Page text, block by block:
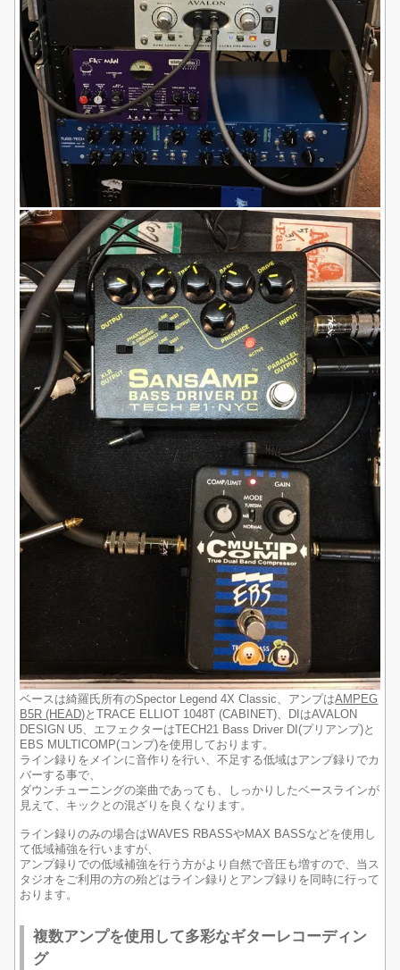
ベースは綺羅氏所有のSpector Legend 4X Classic、アンプはAMPEG
B5R (HEAD)とTRACE ELLIOT 1048T (CABINET)、DIはAVALON
DESIGN U5、エフェクターはTECH21 Bass Driver DI(プリアンプ)と
EBS MULTICOMP(コンプ)を使用しております。
ライン録りをメインに音作りを行い、不足する低域はアンプ録りでカ
バーする事で、
ダウンチューニングの楽曲であっても、しっかりしたベースラインが
見えて、キックとの混ざりを良くなります。
ライン録りのみの場合はWAVES RBASSやMAX BASSなどを使用し
て低域補強を行いますが、
アンプ録りでの低域補強を行う方がより自然で音圧も増すので、当ス
タジオをご利用の方の殆どはライン録りとアンプ録りを同時に行って
おります。
複数アンプを使用して多彩なギターレコーディン
グ